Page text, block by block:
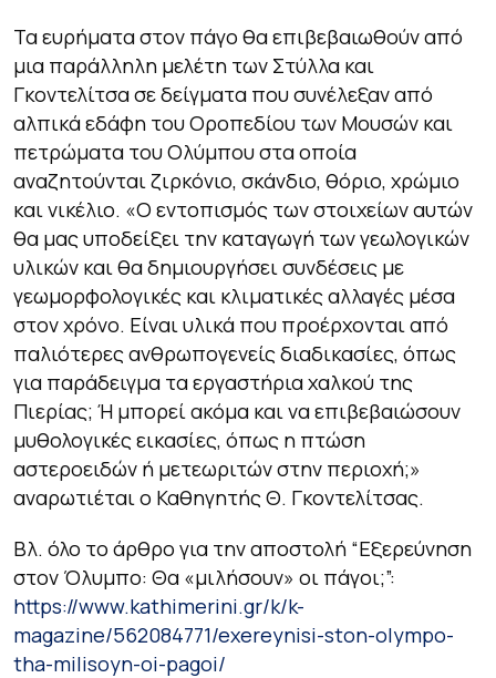
Τα ευρήματα στον πάγο θα επιβεβαιωθούν από
μια παράλληλη μελέτη των Στύλλα και
Γκοντελίτσα σε δείγματα που συνέλεξαν από
αλπικά εδάφη του Οροπεδίου των Μουσών και
πετρώματα του Ολύμπου στα οποία
αναζητούνται ζιρκόνιο, σκάνδιο, θόριο, χρώμιο
και νικέλιο. «Ο εντοπισμός των στοιχείων αυτών
θα μας υποδείξει την καταγωγή των γεωλογικών
υλικών και θα δημιουργήσει συνδέσεις με
γεωμορφολογικές και κλιματικές αλλαγές μέσα
στον χρόνο. Είναι υλικά που προέρχονται από
παλιότερες ανθρωπογενείς διαδικασίες, όπως
για παράδειγμα τα εργαστήρια χαλκού της
Πιερίας; Ή μπορεί ακόμα και να επιβεβαιώσουν
μυθολογικές εικασίες, όπως η πτώση
αστεροειδών ή μετεωριτών στην περιοχή;»
αναρωτιέται ο Καθηγητής Θ. Γκοντελίτσας.
Βλ. όλο το άρθρο για την αποστολή “Εξερεύνηση
στον Όλυμπο: Θα «μιλήσουν» οι πάγοι;”:
https://www.kathimerini.gr/k/k-
magazine/562084771/exereynisi-ston-olympo-
tha-milisoyn-oi-pagoi/